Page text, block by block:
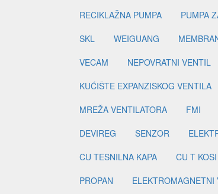
RECIKLAŽNA PUMPA
PUMPA
SKL
WEIGUANG
VECAM
NEPOVRATNI VENTIL
KUĆIŠTE EXPANZISKOG VENTILA
MREŽA VENTILATORA
FMI
DEVIREG
SENZOR
CU TESNILNA KAPA
CU T KOSI
PROPAN
ELEKTROMAGNETNI